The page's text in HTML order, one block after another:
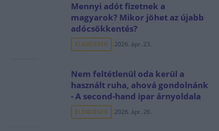
Mennyi adót fizetnek a
magyarok? Mikor jöhet az újabb
adócsökkentés?
ELEMZÉSEK 2026. ápr. 23.
Nem feltétlenül oda kerül a
használt ruha, ahová gondolnánk
- A second-hand ipar árnyoldala
ELEMZÉSEK 2026. ápr. 26.